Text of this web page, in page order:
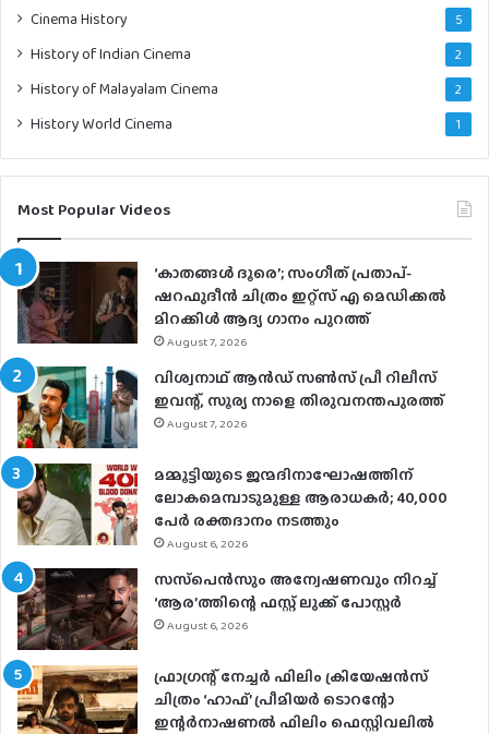
Cinema History 5
History of Indian Cinema 2
History of Malayalam Cinema 2
History World Cinema 1
Most Popular Videos
‘കാതങ്ങൾ ദൂരെ’; സംഗീത് പ്രതാപ്-
ഷറഫുദീൻ ചിത്രം ഇറ്റ്സ് എ മെഡിക്കൽ
മിറക്കിൾ ആദ്യ ഗാനം പുറത്ത്
August 7, 2026
വിശ്വനാഥ് ആന്‍ഡ് സണ്‍സ് പ്രീ റിലീസ്
ഇവന്റ്, സൂര്യ നാളെ തിരുവനന്തപുരത്ത്
August 7, 2026
മമ്മൂട്ടിയുടെ ജന്മദിനാഘോഷത്തിന്
ലോകമെമ്പാടുമുള്ള ആരാധകര്‍; 40,000
പേര്‍ രക്തദാനം നടത്തും
August 6, 2026
സസ്‌പെന്‍സും അന്വേഷണവും നിറച്ച്
‘ആര’ത്തിന്റെ ഫസ്റ്റ് ലുക്ക് പോസ്റ്റര്‍
August 6, 2026
ഫ്രാഗ്രന്റ് നേച്ചര്‍ ഫിലിം ക്രിയേഷന്‍സ്
ചിത്രം ‘ഹാഫ്’ പ്രീമിയര്‍ ടൊറന്റോ
ഇന്റര്‍നാഷണല്‍ ഫിലിം ഫെസ്റ്റിവലില്‍